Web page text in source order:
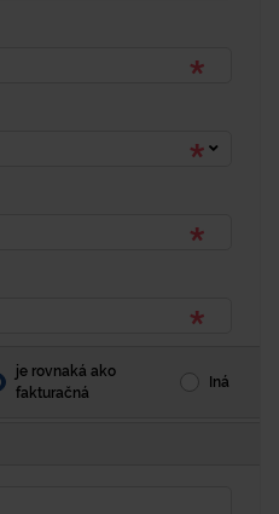
je rovnaká ako
fakturačná
Iná